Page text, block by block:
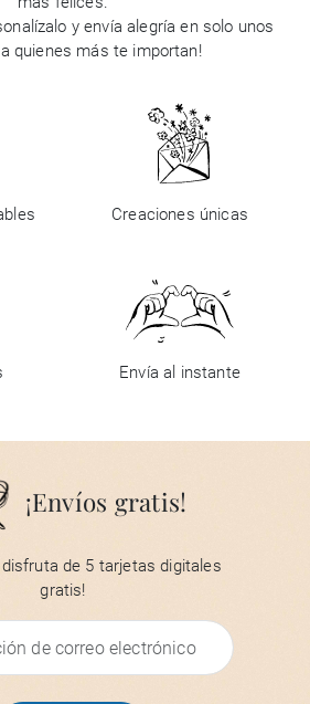
y envía alegría en solo unos
quienes más te importan!
Creaciones únicas
Envía al instante
¡Envíos gratis!
disfruta de 5 tarjetas digitales
gratis!